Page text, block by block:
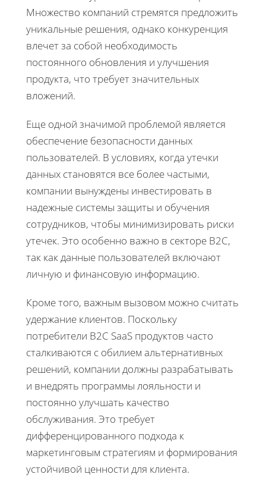
Множество компаний стремятся предложить
уникальные решения, однако конкуренция
влечет за собой необходимость
постоянного обновления и улучшения
продукта, что требует значительных
вложений.
Еще одной значимой проблемой является
обеспечение безопасности данных
пользователей. В условиях, когда утечки
данных становятся все более частыми,
компании вынуждены инвестировать в
надежные системы защиты и обучения
сотрудников, чтобы минимизировать риски
утечек. Это особенно важно в секторе B2C,
так как данные пользователей включают
личную и финансовую информацию.
Кроме того, важным вызовом можно считать
удержание клиентов. Поскольку
потребители B2C SaaS продуктов часто
сталкиваются с обилием альтернативных
решений, компании должны разрабатывать
и внедрять программы лояльности и
постоянно улучшать качество
обслуживания. Это требует
дифференцированного подхода к
маркетинговым стратегиям и формирования
устойчивой ценности для клиента.